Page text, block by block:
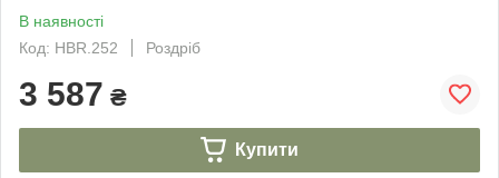
В наявності
Код: HBR.252
Роздріб
3 587 ₴
Купити